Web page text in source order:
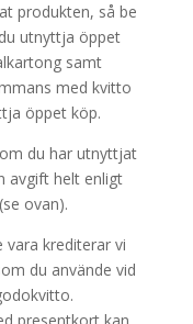
produkten, så be
utnyttja öppet
samt
med kvitto
öppet köp.
du har utnyttjat
avgift helt enligt
ovan).
vara krediterar vi
du använde vid